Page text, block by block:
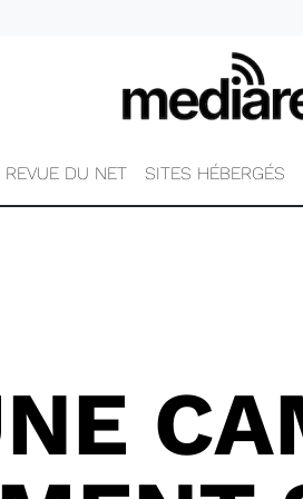
REVUE DU NET SITES HÉBERGÉS